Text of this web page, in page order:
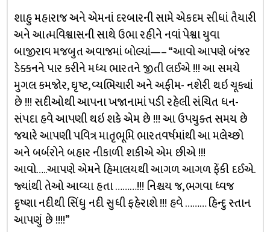
શાહુ મહારાજ અને એમનાં દરબારની સામે એકદમ સીધાં તૈયારી
અને આત્મવિશ્વાસની સાથે ઉભા રહીને નવાં પેશ્વા યુવા
બાજીરાવ મજબુત અવાજમાં બોલ્યાં—– “આવો આપણે બંજર
ડેક્કનને પાર કરીને મધ્ય ભારતને જીતી લઈએ !!! આ સમયે
મુગલ કમજોર, ઘૃષ્ટ, વ્યભિચારી અને અફીમ- નશેરી થઇ ચૂક્યાં
છે !!! સદીઓથી આપના ખજાનામાં પડી રહેલી સંચિત ધન-
સંપદા હવે આપણી થઇ શકે એમ છે !!! આ ઉપયુક્ત સમય છે
જયારે આપણી પવિત્ર માતૃભૂમિ ભારતવર્ષમાંથી આ મલેચ્છો
અને બર્બરોને બહાર નીકાળી શકીએ એમ છીએ !!!
આવો…..આપણે એમને હિમાલયથી આગળ આગળ ફેંકી દઈએ.
જ્યાંથી તેઓ આવ્યા હતા ………!!! નિશ્ચય જ, ભગવા ધ્વજ
કૃષ્ણા નદીથી સિંધુ નદી સુધી ફહેરાશે !!! હવે ……… હિન્દુ સ્તાન
આપણું છે !!!!”